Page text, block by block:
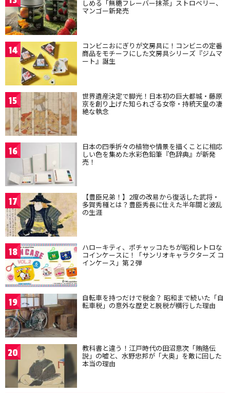
しめる「無糖フレーバー抹茶」ストロベリー、
マンゴー新発売
14 コンビニおにぎりが文房具に！コンビニの定番
商品をモチーフにした文房具シリーズ『ジムマ
ート』誕生
15 世界遺産決定で脚光！日本初の巨大都城・藤原
京を創り上げた知られざる女帝・持統天皇の凄
絶な執念
16 日本の四季折々の植物や情景を描くことに相応
しい色を集めた水彩色鉛筆『色辞典』が新発
売！
17 【豊臣兄弟！】2度の改易から復活した武将・
多賀秀種とは？豊臣秀長に仕えた半年間と波乱
の生涯
18 ハローキティ、ポチャッコたちが昭和レトロな
コインケースに！「サンリオキャラクターズ コ
インケース」第２弾
19 自転車を持つだけで税金？ 昭和まで続いた「自
転車税」の意外な歴史と脱税が横行した理由
20 教科書と違う！江戸時代の田沼意次「賄賂伝
説」の嘘と、水野忠邦が「大奥」を敵に回した
本当の理由